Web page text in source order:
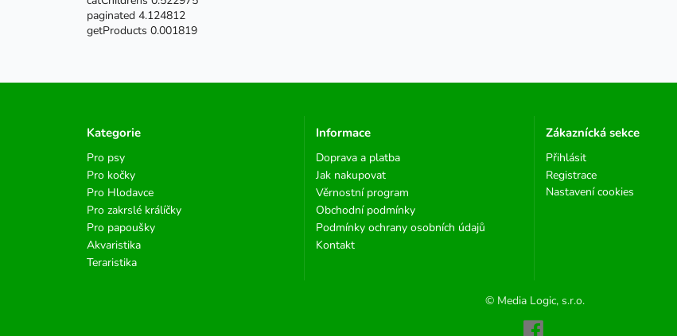
paginated 4.124812
getProducts 0.001819
Kategorie
Pro psy
Pro kočky
Pro Hlodavce
Pro zakrslé králíčky
Pro papoušky
Akvaristika
Teraristika
Informace
Doprava a platba
Jak nakupovat
Věrnostní program
Obchodní podmínky
Podmínky ochrany osobních údajů
Kontakt
Zákaznícká sekce
Přihlásit
Registrace
Nastavení cookies
© Media Logic, s.r.o.